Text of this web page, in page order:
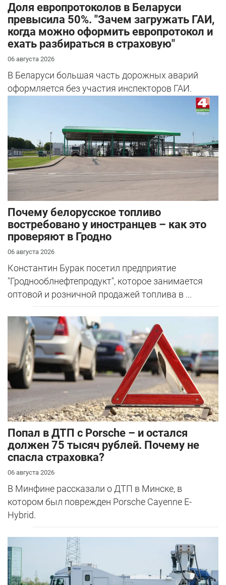
Доля европротоколов в Беларуси
превысила 50%. "Зачем загружать ГАИ,
когда можно оформить европротокол и
ехать разбираться в страховую"
06 августа 2026
В Беларуси большая часть дорожных аварий
оформляется без участия инспекторов ГАИ.
Почему белорусское топливо
востребовано у иностранцев – как это
проверяют в Гродно
06 августа 2026
Константин Бурак посетил предприятие
"Гроднооблнефтепродукт", которое занимается
оптовой и розничной продажей топлива в ...
​Попал в ДТП с Porsche – и остался
должен 75 тысяч рублей. Почему не
спасла страховка?
06 августа 2026
В Минфине рассказали о ДТП в Минске, в
котором был поврежден Porsche Cayenne E-
Hybrid.